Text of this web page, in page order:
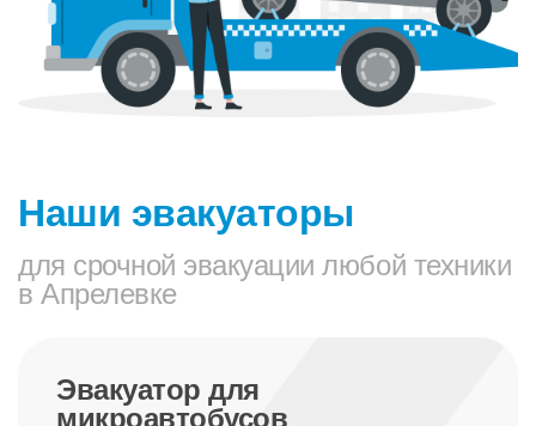
Наши эвакуаторы
для срочной эвакуации любой техники
в Апрелевке
Эвакуатор для трактора